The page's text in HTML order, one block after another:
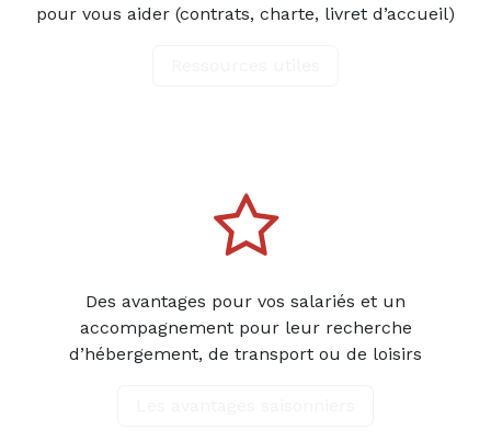
pour vous aider (contrats, charte, livret d’accueil)
Des avantages pour vos salariés et un
accompagnement pour leur recherche
d’hébergement, de transport ou de loisirs